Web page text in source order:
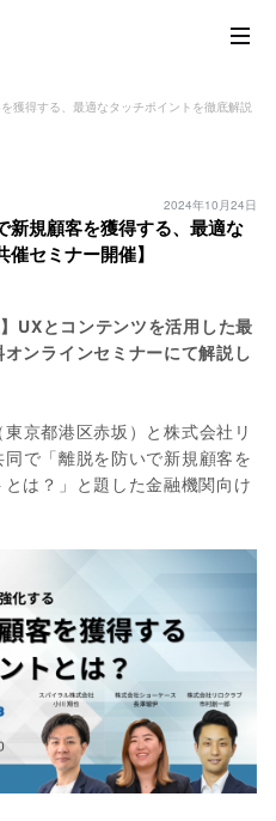
獲得する、最適なタッチポイントを徹底解説
2024年10月24日
新規顧客を獲得する、最適な
セミナー開催】
UXとコンテンツを活用した最
ンラインセミナーにて解説し
京都港区赤坂）と株式会社リ
で「離脱を防いで新規顧客を
は？」と題した金融機関向け